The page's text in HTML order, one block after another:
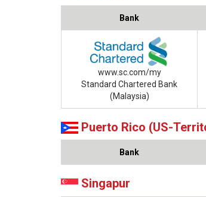
Bank
www.sc.com/my
Standard Chartered Bank
(Malaysia)
Puerto Rico (US-
Bank
Singapur